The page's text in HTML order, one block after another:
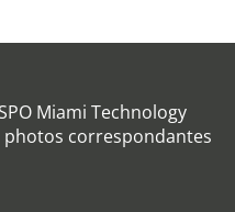
Miami Technology
correspondantes